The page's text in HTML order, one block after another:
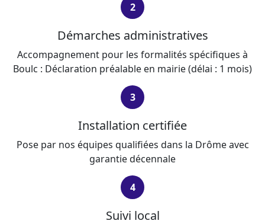
2
Démarches administratives
Accompagnement pour les formalités spécifiques à
Boulc : Déclaration préalable en mairie (délai : 1 mois)
3
Installation certifiée
Pose par nos équipes qualifiées dans la Drôme avec
garantie décennale
4
Suivi local